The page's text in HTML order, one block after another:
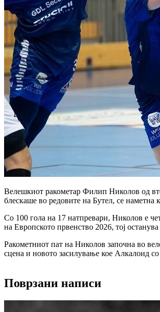
Велешкиот ракометар Филип Николов од
блескаше во редовите на Бутел, се наметна
Со 100 гола на 17 натпревари, Николов е
на Европското првенство 2026, тој
Ракометниот пат на Николов започна во
сцена и новото засилување кое Алкалоид
Поврзани написи